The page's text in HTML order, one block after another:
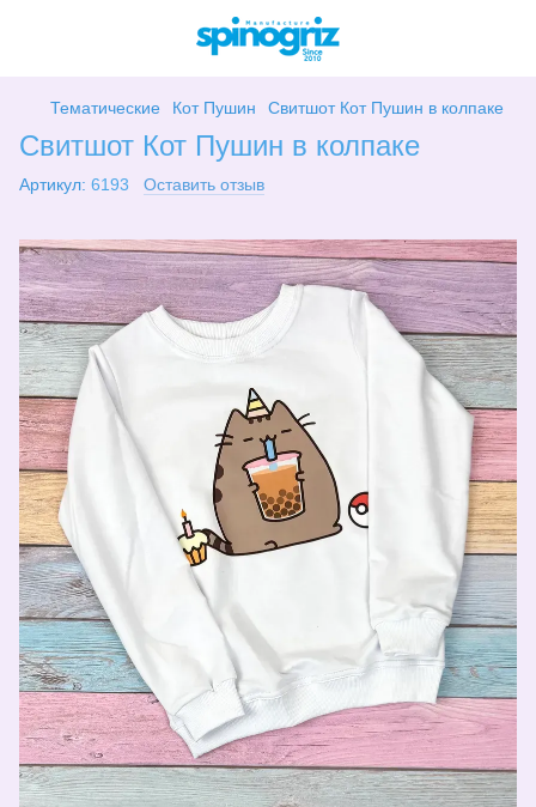
Тематические Кот Пушин Свитшот Кот Пушин в колпаке
Свитшот Кот Пушин в колпаке
Артикул: 6193 Оставить отзыв